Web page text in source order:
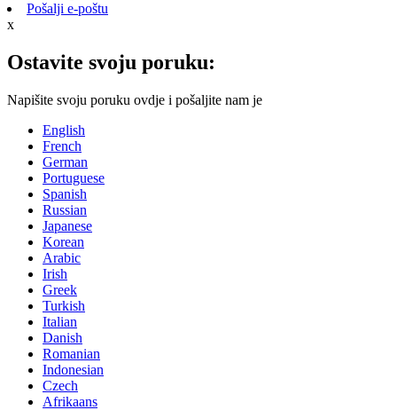
Pošalji e-poštu
x
Ostavite svoju poruku:
Napišite svoju poruku ovdje i pošaljite nam je
English
French
German
Portuguese
Spanish
Russian
Japanese
Korean
Arabic
Irish
Greek
Turkish
Italian
Danish
Romanian
Indonesian
Czech
Afrikaans